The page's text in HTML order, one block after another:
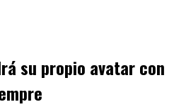
su propio avatar con